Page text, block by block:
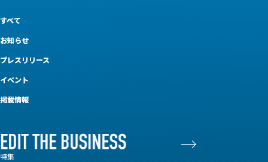
すべて
お知らせ
プレスリリース
イベント
掲載情報
特集